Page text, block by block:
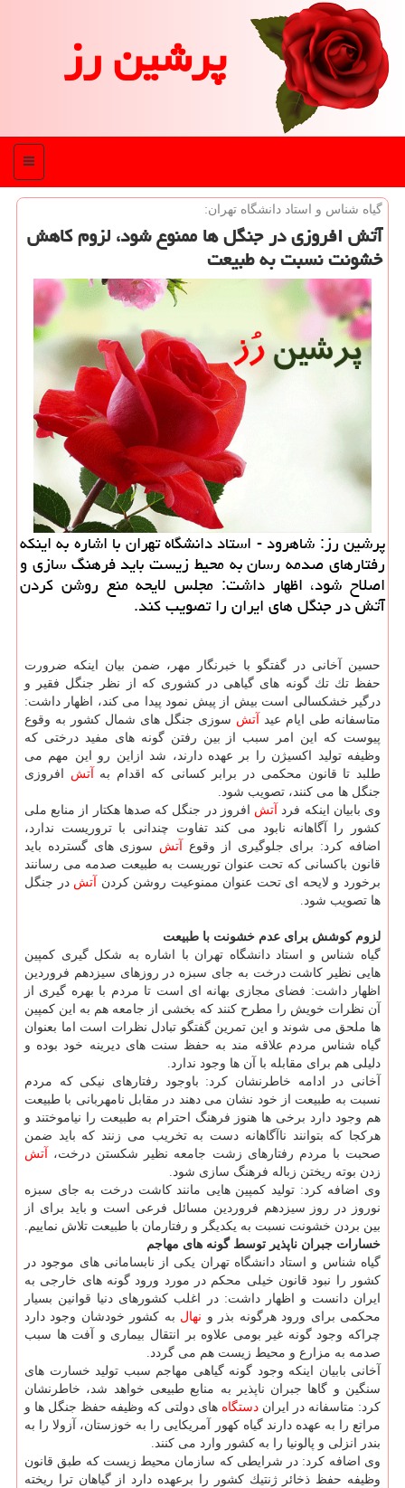
پرشین رز
منو
گیاه شناس و استاد دانشگاه تهران:
آتش افروزی در جنگل ها ممنوع شود، لزوم كاهش
خشونت نسبت به طبیعت
پرشین رز: شاهرود - استاد دانشگاه تهران با اشاره به اینكه
رفتارهای صدمه رسان به محیط زیست باید فرهنگ سازی و
اصلاح شود، اظهار داشت: مجلس لایحه منع روشن كردن
آتش در جنگل های ایران را تصویب كند.
حسین آخانی در گفتگو با خبرنگار مهر، ضمن بیان اینكه ضرورت
حفظ تك تك گونه های گیاهی در كشوری كه از نظر جنگل فقیر و
درگیر خشكسالی است بیش از پیش نمود پیدا می كند، اظهار داشت:
متاسفانه طی ایام عید آتش سوزی جنگل های شمال كشور به وقوع
پیوست كه این امر سبب از بین رفتن گونه های مفید درختی كه
وظیفه تولید اكسیژن را بر عهده دارند، شد ازاین رو این مهم می
طلبد تا قانون محكمی در برابر كسانی كه اقدام به آتش افروزی
جنگل ها می كنند، تصویب شود.
وی بابیان اینكه فرد آتش افروز در جنگل كه صدها هكتار از منابع ملی
كشور را آگاهانه نابود می كند تفاوت چندانی با تروریست ندارد،
اضافه كرد: برای جلوگیری از وقوع آتش سوزی های گسترده باید
قانون باكسانی كه تحت عنوان توریست به طبیعت صدمه می رسانند
برخورد و لایحه ای تحت عنوان ممنوعیت روشن كردن آتش در جنگل
ها تصویب شود.
لزوم كوشش برای عدم خشونت با طبیعت
گیاه شناس و استاد دانشگاه تهران با اشاره به شكل گیری كمپین
هایی نظیر كاشت درخت به جای سبزه در روزهای سیزدهم فروردین
اظهار داشت: فضای مجازی بهانه ای است تا مردم با بهره گیری از
آن نظرات خویش را مطرح كنند كه بخشی از جامعه هم به این كمپین
ها ملحق می شوند و این تمرین گفتگو تبادل نظرات است اما بعنوان
گیاه شناس مردم علاقه مند به حفظ سنت های دیرینه خود بوده و
دلیلی هم برای مقابله با آن ها وجود ندارد.
آخانی در ادامه خاطرنشان كرد: باوجود رفتارهای نیكی كه مردم
نسبت به طبیعت از خود نشان می دهند در مقابل نامهربانی با طبیعت
هم وجود دارد برخی ها هنوز فرهنگ احترام به طبیعت را نیاموختند و
هركجا كه بتوانند ناآگاهانه دست به تخریب می زنند كه باید ضمن
صحبت با مردم رفتارهای زشت جامعه نظیر شكستن درخت، آتش
زدن بوته ریختن زباله فرهنگ سازی شود.
وی اضافه كرد: تولید كمپین هایی مانند كاشت درخت به جای سبزه
نوروز در روز سیزدهم فروردین مسائل فرعی است و باید برای از
بین بردن خشونت نسبت به یكدیگر و رفتارمان با طبیعت تلاش نماییم.
خسارات جبران ناپذیر توسط گونه های مهاجم
گیاه شناس و استاد دانشگاه تهران یكی از نابسامانی های موجود در
كشور را نبود قانون خیلی محكم در مورد ورود گونه های خارجی به
ایران دانست و اظهار داشت: در اغلب كشورهای دنیا قوانین بسیار
محكمی برای ورود هرگونه بذر و نهال به كشور خودشان وجود دارد
چراكه وجود گونه غیر بومی علاوه بر انتقال بیماری و آفت ها سبب
صدمه به مزارع و محیط زیست هم می گردد.
آخانی بابیان اینكه وجود گونه گیاهی مهاجم سبب تولید خسارت های
سنگین و گاها جبران ناپذیر به منابع طبیعی خواهد شد، خاطرنشان
كرد: متاسفانه در ایران دستگاه های دولتی كه وظیفه حفظ جنگل ها و
مراتع را به عهده دارند گیاه كهور آمریكایی را به خوزستان، آزولا را به
بندر انزلی و پالونیا را به كشور وارد می كنند.
وی اضافه كرد: در شرایطی كه سازمان محیط زیست كه طبق قانون
وظیفه حفظ ذخائر ژنتیك كشور را برعهده دارد از گیاهان ترا ریخته